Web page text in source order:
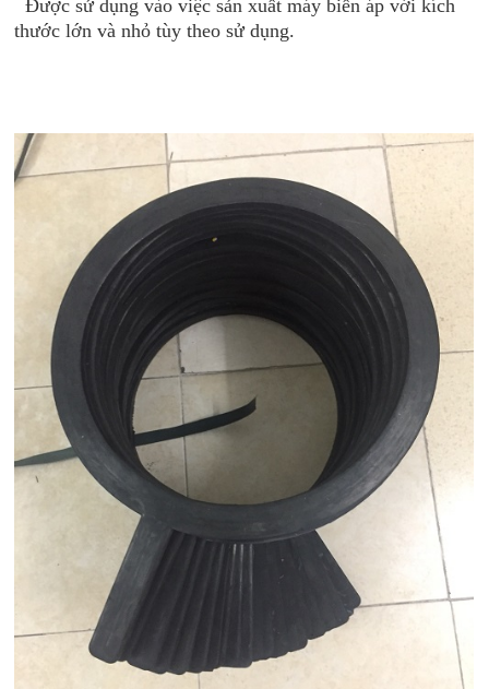
Được sử dụng vào việc sản xuất máy biến áp với kích
thước lớn và nhỏ tùy theo sử dụng.